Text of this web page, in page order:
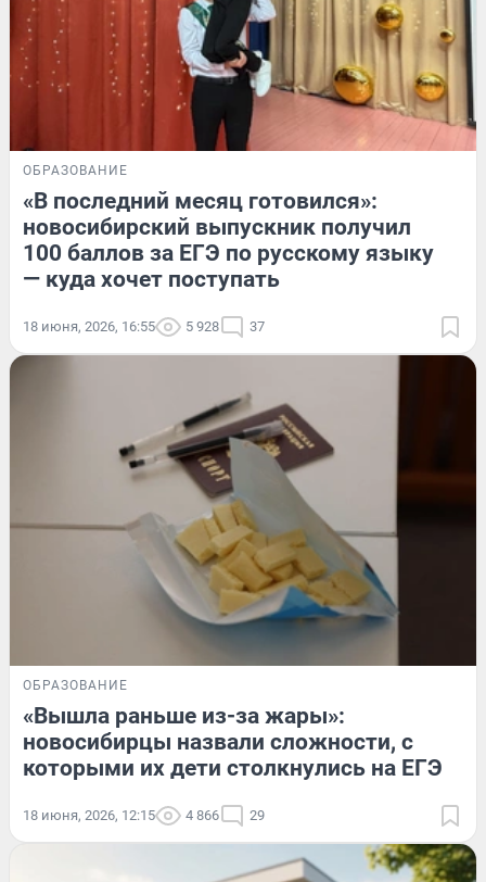
ОБРАЗОВАНИЕ
«В последний месяц готовился»:
новосибирский выпускник получил
100 баллов за ЕГЭ по русскому языку
— куда хочет поступать
18 июня, 2026, 16:55 5 928 37
ОБРАЗОВАНИЕ
«Вышла раньше из-за жары»:
новосибирцы назвали сложности, с
которыми их дети столкнулись на ЕГЭ
18 июня, 2026, 12:15 4 866 29